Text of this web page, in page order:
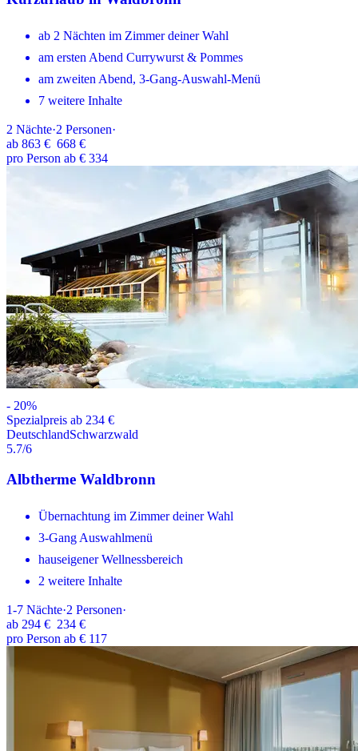
ab 2 Nächten im Zimmer deiner Wahl
am ersten Abend Currywurst & Pommes
am zweiten Abend, 3-Gang-Auswahl-Menü
7 weitere Inhalte
2 Nächte·2 Personen·
ab 863 € 668 €
pro Person ab € 334
- 20%
Spezialpreis ab 234 €
DeutschlandSchwarzwald
5.7/6
Albtherme Waldbronn
Übernachtung im Zimmer deiner Wahl
3-Gang Auswahlmenü
hauseigener Wellnessbereich
2 weitere Inhalte
1-7 Nächte·2 Personen·
ab 294 € 234 €
pro Person ab € 117